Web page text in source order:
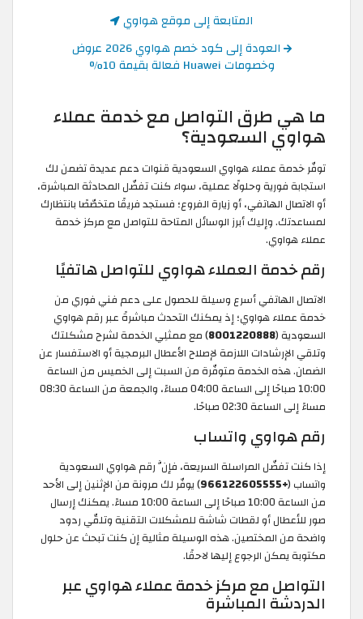
المتابعة إلى موقع هواوي
العودة إلى كود خصم هواوي 2026 عروض
وخصومات Huawei فعالة بقيمة 10%
ما هي طرق التواصل مع خدمة عملاء
هواوي السعودية؟
توفّر خدمة عملاء هواوي السعودية قنوات دعم عديدة تضمن لك
استجابة فورية وحلولًا عملية، سواء كنت تفضّل المحادثة المباشرة،
أو الاتصال الهاتفي، أو زيارة الفروع؛ فستجد فريقًا متخصّصًا بانتظارك
لمساعدتك. وإليك أبرز الوسائل المتاحة للتواصل مع مركز خدمة
عملاء هواوي.
رقم خدمة العملاء هواوي للتواصل هاتفيًا
الاتصال الهاتفي أسرع وسيلة للحصول على دعم فني فوري من
خدمة عملاء هواوي؛ إذ يمكنك التحدث مباشرةً عبر رقم هواوي
السعودية (8001220888) مع ممثلِي الخدمة لشرح مشكلتك
وتلقي الإرشادات اللازمة لإصلاح الأعطال البرمجية أو الاستفسار عن
الضمان. هذه الخدمة متوفّرة من السبت إلى الخميس من الساعة
10:00 صباحًا إلى الساعة 04:00 مساءً، والجمعة من الساعة 08:30
مساءً إلى الساعة 02:30 صباحًا.
رقم هواوي واتساب
إذا كنت تفضّل المراسلة السريعة، فإنَّ رقم هواوي السعودية
واتساب (+966122605555
) يوفّر لك مرونة من الإثنين إلى الأحد
من الساعة 10:00 صباحًا إلى الساعة 10:00 مساءً. يمكنك إرسال
صور للأعطال أو لقطات شاشة للمشكلات التقنية وتلقّي ردود
واضحة من المختصين. هذه الوسيلة مثالية إن كنت تبحث عن حلول
مكتوبة يمكن الرجوع إليها لاحقًا.
التواصل مع مركز خدمة عملاء هواوي عبر
الدردشة المباشرة